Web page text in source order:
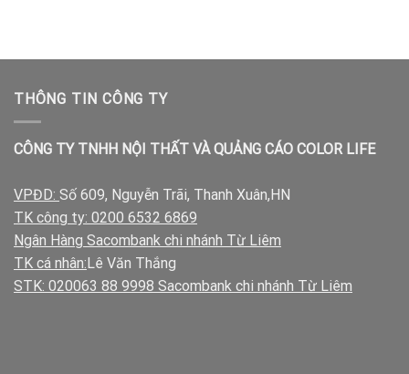
THÔNG TIN CÔNG TY
CÔNG TY TNHH NỘI THẤT VÀ QUẢNG CÁO COLOR LIFE
VPĐD: Số 609, Nguyễn Trãi, Thanh Xuân,HN
TK công ty: 0200 6532 6869
Ngân Hàng Sacombank chi nhánh Từ Liêm
TK cá nhân:Lê Văn Thắng
STK: 020063 88 9998 Sacombank chi nhánh Từ Liêm